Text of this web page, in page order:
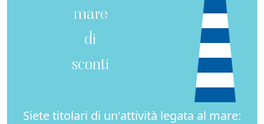
mare
di
sconti
Siete titolari di un'attività legata al mare: